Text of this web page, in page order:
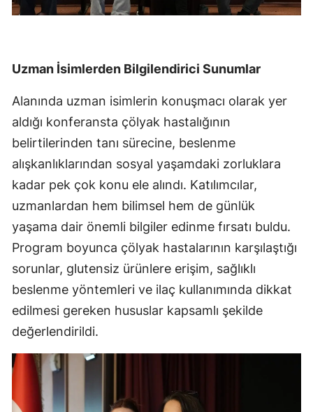
Uzman İsimlerden Bilgilendirici Sunumlar
Alanında uzman isimlerin konuşmacı olarak yer
aldığı konferansta çölyak hastalığının
belirtilerinden tanı sürecine, beslenme
alışkanlıklarından sosyal yaşamdaki zorluklara
kadar pek çok konu ele alındı. Katılımcılar,
uzmanlardan hem bilimsel hem de günlük
yaşama dair önemli bilgiler edinme fırsatı buldu.
Program boyunca çölyak hastalarının karşılaştığı
sorunlar, glutensiz ürünlere erişim, sağlıklı
beslenme yöntemleri ve ilaç kullanımında dikkat
edilmesi gereken hususlar kapsamlı şekilde
değerlendirildi.